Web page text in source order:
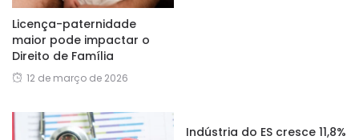
Licença-paternidade
maior pode impactar o
Direito de Família
12 de março de 2026
Indústria do ES cresce 11,8%